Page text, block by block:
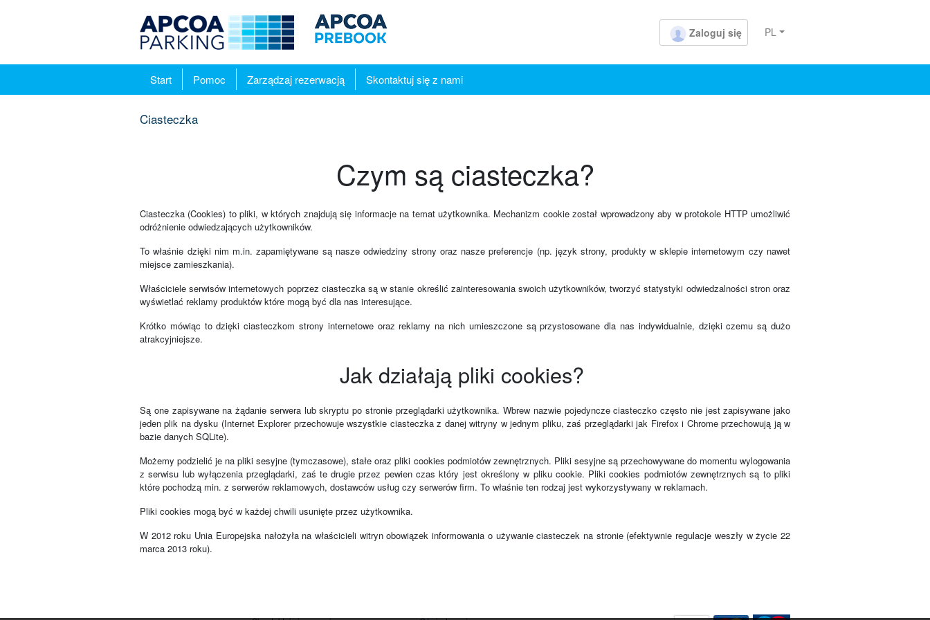
Zaloguj się PL
Start Pomoc Zarządzaj rezerwacją Skontaktuj się z nami
Ciasteczka
Czym są ciasteczka?
Ciasteczka (Cookies) to pliki, w których znajdują się informacje na temat użytkownika. Mechanizm cookie został wprowadzony aby w protokole HTTP umożliwić
odróżnienie odwiedzających użytkowników.
To właśnie dzięki nim m.in. zapamiętywane są nasze odwiedziny strony oraz nasze preferencje (np. język strony, produkty w sklepie internetowym czy nawet
miejsce zamieszkania).
Właściciele serwisów internetowych poprzez ciasteczka są w stanie określić zainteresowania swoich użytkowników, tworzyć statystyki odwiedzalności stron oraz
wyświetlać reklamy produktów które mogą być dla nas interesujące.
Krótko mówiąc to dzięki ciasteczkom strony internetowe oraz reklamy na nich umieszczone są przystosowane dla nas indywidualnie, dzięki czemu są dużo
atrakcyjniejsze.
Jak działają pliki cookies?
Są one zapisywane na żądanie serwera lub skryptu po stronie przeglądarki użytkownika. Wbrew nazwie pojedyncze ciasteczko często nie jest zapisywane jako
jeden plik na dysku (Internet Explorer przechowuje wszystkie ciasteczka z danej witryny w jednym pliku, zaś przeglądarki jak Firefox i Chrome przechowują ją w
bazie danych SQLite).
Możemy podzielić je na pliki sesyjne (tymczasowe), stałe oraz pliki cookies podmiotów zewnętrznych. Pliki sesyjne są przechowywane do momentu wylogowania
z serwisu lub wyłączenia przeglądarki, zaś te drugie przez pewien czas który jest określony w pliku cookie. Pliki cookies podmiotów zewnętrznych są to pliki
które pochodzą min. z serwerów reklamowych, dostawców usług czy serwerów firm. To właśnie ten rodzaj jest wykorzystywany w reklamach.
Pliki cookies mogą być w każdej chwili usunięte przez użytkownika.
W 2012 roku Unia Europejska nałożyła na właścicieli witryn obowiązek informowania o używanie ciasteczek na stronie (efektywnie regulacje weszły w życie 22
marca 2013 roku).